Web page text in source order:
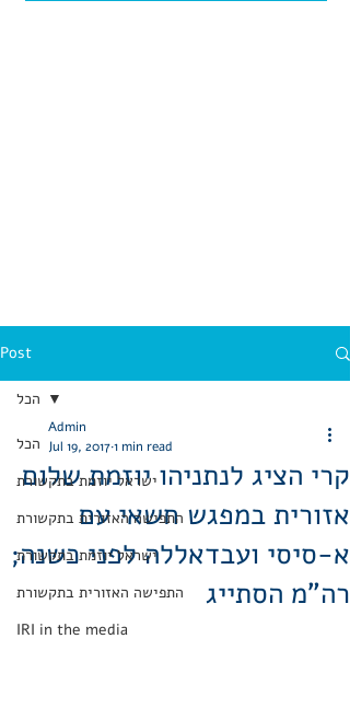
Post
הכל
ישראל יוזמת בתקשורת
התפישה האזורית בתקשורת
ישראל יוזמת בתקשורת
התפישה האזורית בתקשורת
IRI in the media
הכל
קרי הציג לנתניהו יוזמת שלום
אזורית במפגש חשאי עם
א-סיסי ועבדאללה לפני כשנה;
רה"מ הסתייג
Admin
Jul 19, 20171 min read